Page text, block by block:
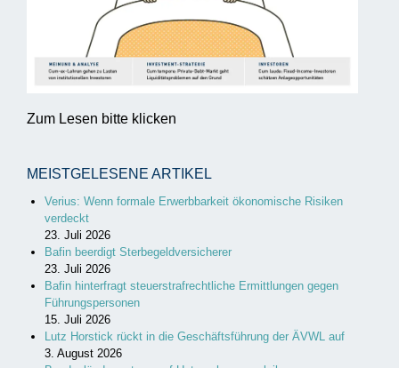
Zum Lesen bitte klicken
MEISTGELESENE ARTIKEL
Verius: Wenn formale Erwerbbarkeit ökonomische Risiken
verdeckt
23. Juli 2026
Bafin beerdigt Sterbegeldversicherer
23. Juli 2026
Bafin hinterfragt steuerstrafrechtliche Ermittlungen gegen
Führungspersonen
15. Juli 2026
Lutz Horstick rückt in die Geschäftsführung der ÄVWL auf
3. August 2026